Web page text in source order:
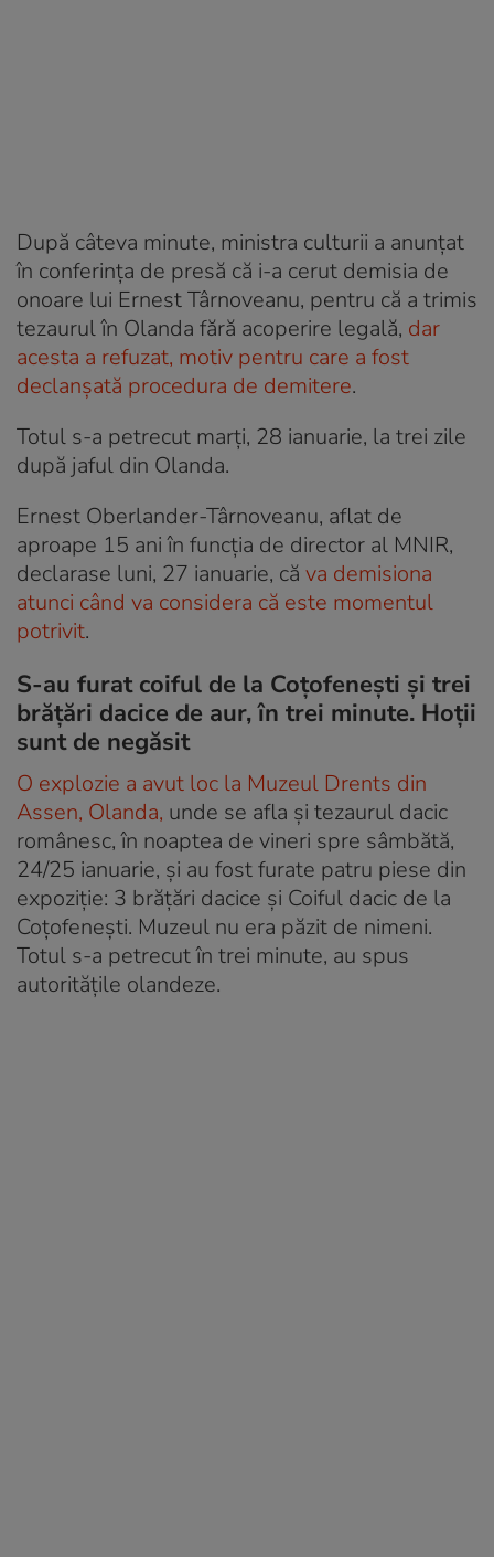
După câteva minute, ministra culturii a anunțat
în conferința de presă că i-a cerut demisia de
onoare lui Ernest Târnoveanu, pentru că a trimis
tezaurul în Olanda fără acoperire legală, dar
acesta a refuzat, motiv pentru care a fost
declanșată procedura de demitere.
Totul s-a petrecut marți, 28 ianuarie, la trei zile
după jaful din Olanda.
Ernest Oberlander-Târnoveanu, aflat de
aproape 15 ani în funcția de director al MNIR,
declarase luni, 27 ianuarie, că va demisiona
atunci când va considera că este momentul
potrivit.
S-au furat coiful de la Coțofenești și trei
brățări dacice de aur, în trei minute. Hoții
sunt de negăsit
O explozie a avut loc la Muzeul Drents din
Assen, Olanda, unde se afla și tezaurul dacic
românesc, în noaptea de vineri spre sâmbătă,
24/25 ianuarie, și au fost furate patru piese din
expoziție: 3 brățări dacice și Coiful dacic de la
Coțofenești. Muzeul nu era păzit de nimeni.
Totul s-a petrecut în trei minute, au spus
autoritățile olandeze.